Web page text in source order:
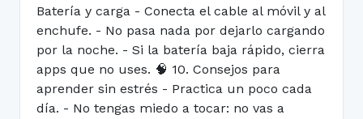
Batería y carga - Conecta el cable al móvil y al
enchufe. - No pasa nada por dejarlo cargando
por la noche. - Si la batería baja rápido, cierra
apps que no uses. 🧠 10. Consejos para
aprender sin estrés - Practica un poco cada
día. - No tengas miedo a tocar: no vas a